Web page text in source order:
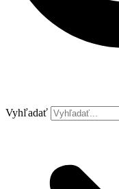
Vyhľadať